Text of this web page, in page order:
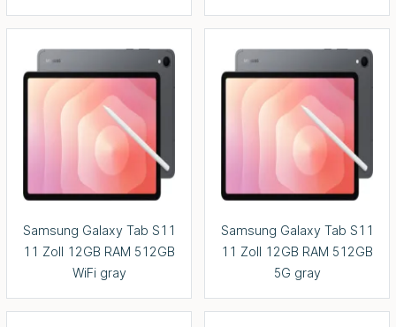
Samsung Galaxy Tab S11
11 Zoll 12GB RAM 512GB
WiFi gray
Samsung Galaxy Tab S11
11 Zoll 12GB RAM 512GB
5G gray